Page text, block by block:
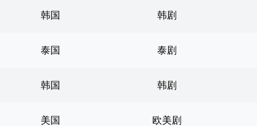
韩国 韩剧
泰国 泰剧
韩国 韩剧
美国 欧美剧